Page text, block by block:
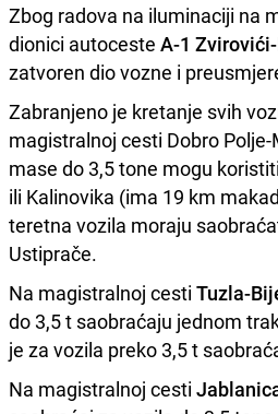
Zbog radova na iluminaciji na
dionici autoceste A-1
zatvoren dio vozne i
Zabranjeno je kretanje svih
magistralnoj cesti Dobro
mase do 3,5 tone mogu
ili Kalinovika (ima 19 km
teretna vozila moraju
Ustiprače.
Na magistralnoj cesti Tuzla-
do 3,5 t saobraćaju jednom
je za vozila preko 3,5 t
Na magistralnoj cesti